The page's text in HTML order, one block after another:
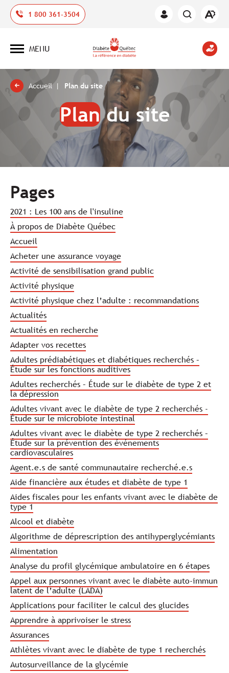
1 800 361-3504
Espace
Ouvrir
Ouvrir
site
MENU
Accueil Plan du site
Plandu site
Pages
2021 : Les 100 ans de l'insuline
À propos de Diabète Québec
Accueil
Acheter une assurance voyage
Activité de sensibilisation grand public
Activité physique
Activité physique chez l’adulte : recommandations
Actualités
Actualités en recherche
Adapter vos recettes
Adultes prédiabétiques et diabétiques recherchés –
Étude sur les fonctions auditives
Adultes recherchés – Étude sur le diabète de type 2 et
la dépression
Adultes vivant avec le diabète de type 2 recherchés -
Étude sur le microbiote intestinal
Adultes vivant avec le diabète de type 2 recherchés –
Étude sur la prévention des événements
cardiovasculaires
Agent.e.s de santé communautaire recherché.e.s
Aide financière aux études et diabète de type 1
Aides fiscales pour les enfants vivant avec le diabète de
type 1
Alcool et diabète
Algorithme de déprescription des antihyperglycémiants
Alimentation
Analyse du profil glycémique ambulatoire en 6 étapes
Appel aux personnes vivant avec le diabète auto-immun
latent de l’adulte (LADA)
Applications pour faciliter le calcul des glucides
Apprendre à apprivoiser le stress
Assurances
Athlètes vivant avec le diabète de type 1 recherchés
Autosurveillance de la glycémie